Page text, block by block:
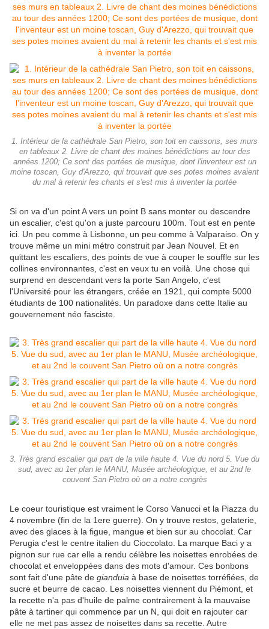
1. Intérieur de la cathédrale San Pietro, son toit en caissons, ses murs
en tableaux 2. Livre de chant des moines bénédictions au tour des
années 1200; Ce sont des portées de musique, dont l'inventeur est un
moine toscan, Guy d'Arezzo, qui trouvait que ses potes moines avaient
du mal à retenir les chants et s'est mis à inventer la portée
Si on va d'un point A vers un point B sans monter ou descendre
un escalier, c'est qu'on a juste parcouru 100m. Tout est en pente
ici. Un peu comme à Lisbonne, un peu comme à Valparaiso. On y
trouve même un mini métro construit par Jean Nouvel. Et en
quittant les escaliers, des points de vue à couper le souffle sur les
collines environnantes, c'est en veux tu en voilà. Une chose qui
surprend en descendant vers la porte San Angelo, c'est
l'Université pour les étrangers, créée en 1921, qui compte 5000
étudiants de 100 nationalités. Un paradoxe dans cette Italie au
gouvernement néo fasciste.
3. Très grand escalier qui part de la ville haute 4. Vue du nord 5. Vue du
sud, avec au 1er plan le MANU, Musée archéologique, et au 2nd le
couvent San Pietro où on a notre congrès
Le coeur touristique est vraiment le Corso Vanucci et la Piazza du
4 novembre (fin de la 1ere guerre). On y trouve restos, gelaterie,
avec des glaces à la figue, mangue et bien sur au chocolat. Car
Perugia c'est le centre italien du Cioccolato. La marque Baci y a
pignon sur rue car elle a rendu célèbre les noisettes enrobées de
chocolat et enveloppées dans des mots d'amour. Ces bonbons
sont fait d'une pâte de gianduia à base de noisettes torréfiées, de
sucre et beurre de cacao. Les noisettes viennent du Piémont, et
la recette n'a pas d'huile de palme contrairement à la mauvaise
pâte à tartiner qui commence par un N, qui doit en rajouter car
elle ne met pas assez de noisettes dans sa recette. Autre